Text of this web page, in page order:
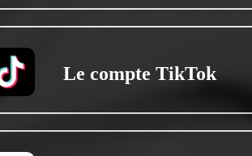
Le compte TikTok